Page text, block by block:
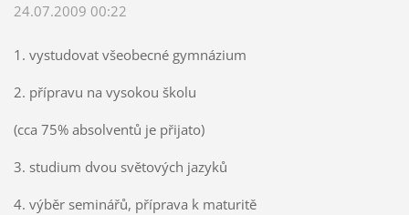
24.07.2009 00:22
1. vystudovat všeobecné gymnázium
2. přípravu na vysokou školu
(cca 75% absolventů je přijato)
3. studium dvou světových jazyků
4. výběr seminářů, příprava k maturitě